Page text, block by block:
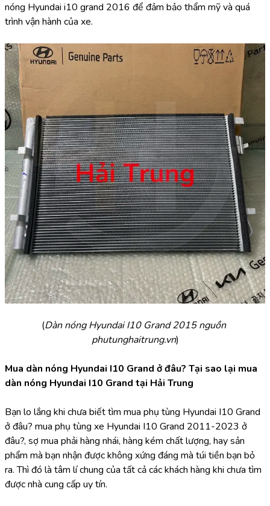
nóng Hyundai i10 grand 2016 để đảm bảo thẩm mỹ và quá
trình vận hành của xe.
(Dàn nóng Hyundai I10 Grand 2015 nguồn
phutunghaitrung.vn)
Mua dàn nóng Hyundai I10 Grand ở đâu? Tại sao lại mua
dàn nóng Hyundai I10 Grand tại Hải Trung
Bạn lo lắng khi chưa biết tìm mua phụ tùng Hyundai I10 Grand
ở đâu? mua phụ tùng xe Hyundai I10 Grand 2011-2023 ở
đâu?, sợ mua phải hàng nhái, hàng kém chất lượng, hay sản
phẩm mà bạn nhận được không xứng đáng mà túi tiền bạn bỏ
ra. Thì đó là tâm lí chung của tất cả các khách hàng khi chưa tìm
được nhà cung cấp uy tín.